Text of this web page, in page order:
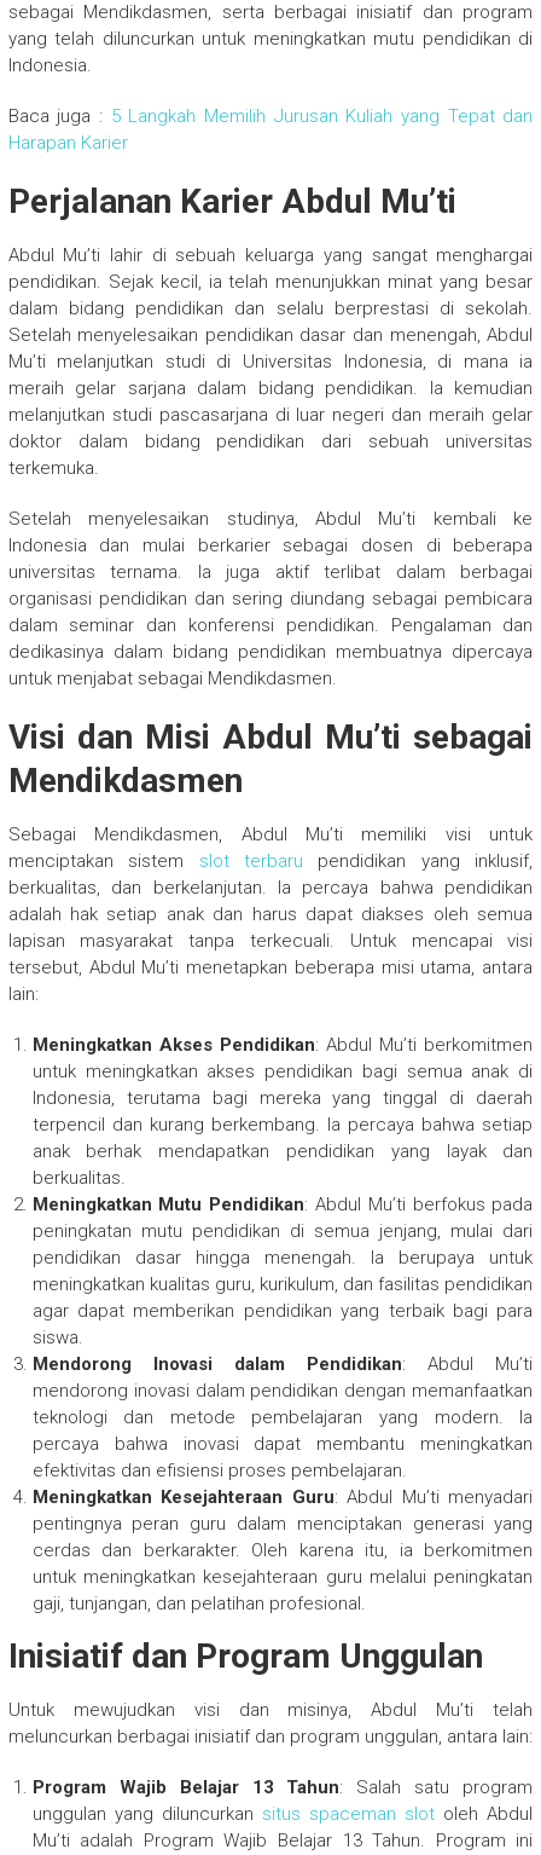
sebagai Mendikdasmen, serta berbagai inisiatif dan program
yang telah diluncurkan untuk meningkatkan mutu pendidikan di
Indonesia.
Baca juga : 5 Langkah Memilih Jurusan Kuliah yang Tepat dan
Harapan Karier
Perjalanan Karier Abdul Mu’ti
Abdul Mu’ti lahir di sebuah keluarga yang sangat menghargai
pendidikan. Sejak kecil, ia telah menunjukkan minat yang besar
dalam bidang pendidikan dan selalu berprestasi di sekolah.
Setelah menyelesaikan pendidikan dasar dan menengah, Abdul
Mu’ti melanjutkan studi di Universitas Indonesia, di mana ia
meraih gelar sarjana dalam bidang pendidikan. Ia kemudian
melanjutkan studi pascasarjana di luar negeri dan meraih gelar
doktor dalam bidang pendidikan dari sebuah universitas
terkemuka.
Setelah menyelesaikan studinya, Abdul Mu’ti kembali ke
Indonesia dan mulai berkarier sebagai dosen di beberapa
universitas ternama. Ia juga aktif terlibat dalam berbagai
organisasi pendidikan dan sering diundang sebagai pembicara
dalam seminar dan konferensi pendidikan. Pengalaman dan
dedikasinya dalam bidang pendidikan membuatnya dipercaya
untuk menjabat sebagai Mendikdasmen.
Visi dan Misi Abdul Mu’ti sebagai
Mendikdasmen
Sebagai Mendikdasmen, Abdul Mu’ti memiliki visi untuk
menciptakan sistem slot terbaru pendidikan yang inklusif,
berkualitas, dan berkelanjutan. Ia percaya bahwa pendidikan
adalah hak setiap anak dan harus dapat diakses oleh semua
lapisan masyarakat tanpa terkecuali. Untuk mencapai visi
tersebut, Abdul Mu’ti menetapkan beberapa misi utama, antara
lain:
Meningkatkan Akses Pendidikan: Abdul Mu’ti berkomitmen
untuk meningkatkan akses pendidikan bagi semua anak di
Indonesia, terutama bagi mereka yang tinggal di daerah
terpencil dan kurang berkembang. Ia percaya bahwa setiap
anak berhak mendapatkan pendidikan yang layak dan
berkualitas.
Meningkatkan Mutu Pendidikan: Abdul Mu’ti berfokus pada
peningkatan mutu pendidikan di semua jenjang, mulai dari
pendidikan dasar hingga menengah. Ia berupaya untuk
meningkatkan kualitas guru, kurikulum, dan fasilitas pendidikan
agar dapat memberikan pendidikan yang terbaik bagi para
siswa.
Mendorong Inovasi dalam Pendidikan: Abdul Mu’ti
mendorong inovasi dalam pendidikan dengan memanfaatkan
teknologi dan metode pembelajaran yang modern. Ia
percaya bahwa inovasi dapat membantu meningkatkan
efektivitas dan efisiensi proses pembelajaran.
Meningkatkan Kesejahteraan Guru: Abdul Mu’ti menyadari
pentingnya peran guru dalam menciptakan generasi yang
cerdas dan berkarakter. Oleh karena itu, ia berkomitmen
untuk meningkatkan kesejahteraan guru melalui peningkatan
gaji, tunjangan, dan pelatihan profesional.
Inisiatif dan Program Unggulan
Untuk mewujudkan visi dan misinya, Abdul Mu’ti telah
meluncurkan berbagai inisiatif dan program unggulan, antara lain:
Program Wajib Belajar 13 Tahun: Salah satu program
unggulan yang diluncurkan situs spaceman slot oleh Abdul
Mu’ti adalah Program Wajib Belajar 13 Tahun. Program ini